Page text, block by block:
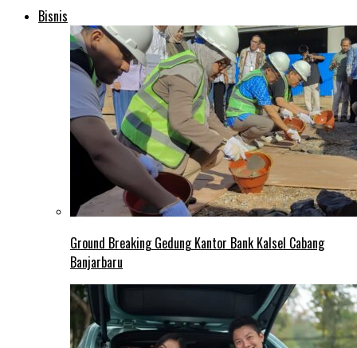
Bisnis
Ground Breaking Gedung Kantor Bank Kalsel Cabang
Banjarbaru